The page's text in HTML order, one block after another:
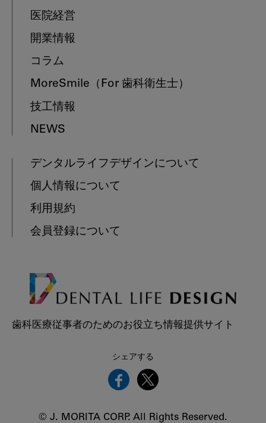
医院経営
開業情報
コラム
MoreSmile （For 歯科衛生士）
技工情報
NEWS
デンタルライフデザインについて
個人情報について
利用規約
会員登録について
歯科医療従事者のためのお役立ち情報提供サイト
シェアする
© J. MORITA CORP. All Rights Reserved.